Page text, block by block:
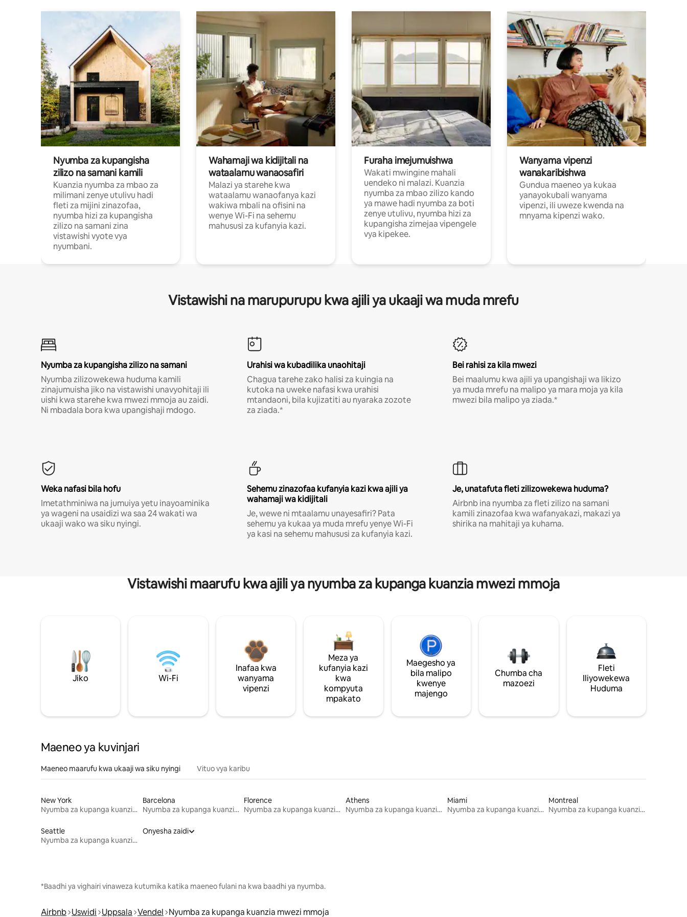
Nyumba za kupangisha
zilizo na samani kamili
Kuanzia nyumba za mbao za
milimani zenye utulivu hadi
fleti za mijini zinazofaa,
nyumba hizi za kupangisha
zilizo na samani zina
vistawishi vyote vya
nyumbani.
Wahamaji wa kidijitali na
wataalamu wanaosafiri
Malazi ya starehe kwa
wataalamu wanaofanya kazi
wakiwa mbali na ofisini na
wenye Wi-Fi na sehemu
mahususi za kufanyia kazi.
Furaha imejumuishwa
Wakati mwingine mahali
uendeko ni malazi. Kuanzia
nyumba za mbao zilizo kando
ya mawe hadi nyumba za boti
zenye utulivu, nyumba hizi za
kupangisha zimejaa vipengele
vya kipekee.
Wanyama vipenzi
wanakaribishwa
Gundua maeneo ya kukaa
yanayokubali wanyama
vipenzi, ili uweze kwenda na
mnyama kipenzi wako.
Vistawishi na marupurupu kwa ajili ya ukaaji wa muda mrefu
Nyumba za kupangisha zilizo na samani
Nyumba zilizowekewa huduma kamili
zinajumuisha jiko na vistawishi unavyohitaji ili
uishi kwa starehe kwa mwezi mmoja au zaidi.
Ni mbadala bora kwa upangishaji mdogo.
Urahisi wa kubadilika unaohitaji
Chagua tarehe zako halisi za kuingia na
kutoka na uweke nafasi kwa urahisi
mtandaoni, bila kujizatiti au nyaraka zozote
za ziada.*
Bei rahisi za kila mwezi
Bei maalumu kwa ajili ya upangishaji wa likizo
ya muda mrefu na malipo ya mara moja ya kila
mwezi bila malipo ya ziada.*
Weka nafasi bila hofu
Imetathminiwa na jumuiya yetu inayoaminika
ya wageni na usaidizi wa saa 24 wakati wa
ukaaji wako wa siku nyingi.
Sehemu zinazofaa kufanyia kazi kwa ajili ya
wahamaji wa kidijitali
Je, wewe ni mtaalamu unayesafiri? Pata
sehemu ya kukaa ya muda mrefu yenye Wi-Fi
ya kasi na sehemu mahususi za kufanyia kazi.
Je, unatafuta fleti zilizowekewa huduma?
Airbnb ina nyumba za fleti zilizo na samani
kamili zinazofaa kwa wafanyakazi, makazi ya
shirika na mahitaji ya kuhama.
Vistawishi maarufu kwa ajili ya nyumba za kupanga kuanzia mwezi mmoja
Jiko Wi-Fi
Inafaa kwa
wanyama
vipenzi
Meza ya
kufanyia kazi
kwa
kompyuta
mpakato
Maegesho ya
bila malipo
kwenye
majengo
Chumba cha
mazoezi
Fleti
Iliyowekewa
Huduma
Maeneo ya kuvinjari
Maeneo maarufu kwa ukaaji wa siku nyingi Vituo vya karibu
New York
Nyumba za kupanga kuanzia mwezi mmoja
Barcelona
Nyumba za kupanga kuanzia mwezi mmoja
Florence
Nyumba za kupanga kuanzia mwezi mmoja
Athens
Nyumba za kupanga kuanzia mwezi mmoja
Miami
Nyumba za kupanga kuanzia mwezi mmoja
Montreal
Nyumba za kupanga kuanzia mwezi mmoja
Seattle
Nyumba za kupanga kuanzia mwezi mmoja
Onyesha zaidi
*Baadhi ya vighairi vinaweza kutumika katika maeneo fulani na kwa baadhi ya nyumba.
Airbnb Uswidi Uppsala Vendel Nyumba za kupanga kuanzia mwezi mmoja